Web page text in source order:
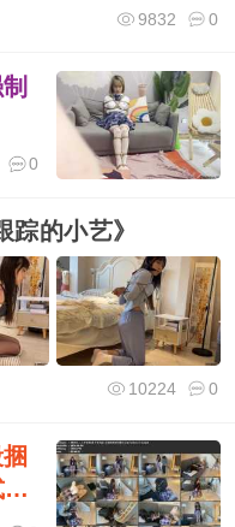
0
9832
0
踪的小艺》
0
10224
日